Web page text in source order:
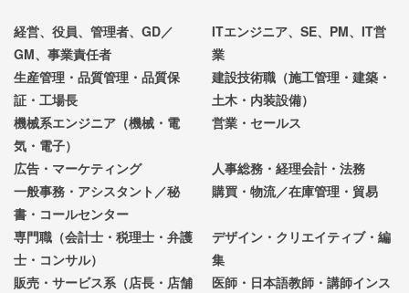
経営、役員、管理者、GD／
GM、事業責任者
ITエンジニア、SE、PM、IT営
業
生産管理・品質管理・品質保
証・工場長
建設技術職（施工管理・建築・
土木・内装設備）
機械系エンジニア（機械・電
気・電子）
営業・セールス
広告・マーケティング
人事総務・経理会計・法務
一般事務・アシスタント／秘
書・コールセンター
購買・物流／在庫管理・貿易
専門職（会計士・税理士・弁護
士・コンサル）
デザイン・クリエイティブ・編
集
販売・サービス系（店長・店舗
医師・日本語教師・講師インス